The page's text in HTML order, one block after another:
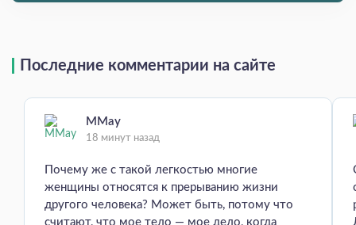
Последние комментарии на сайте
MMay
18 минут назад
Почему же с такой легкостью многие
женщины относятся к прерыванию жизни
другого человека? Может быть, потому что
считают, что мое тело — мое дело, когда